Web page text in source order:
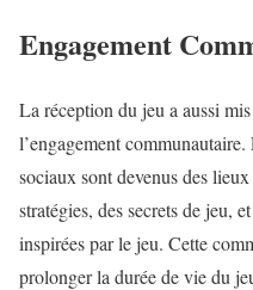
Engagement
La réception du jeu a aussi
l’engagement
sociaux sont devenus des
stratégies, des secrets de jeu,
inspirées par le jeu. Cette
prolonger la durée de vie du